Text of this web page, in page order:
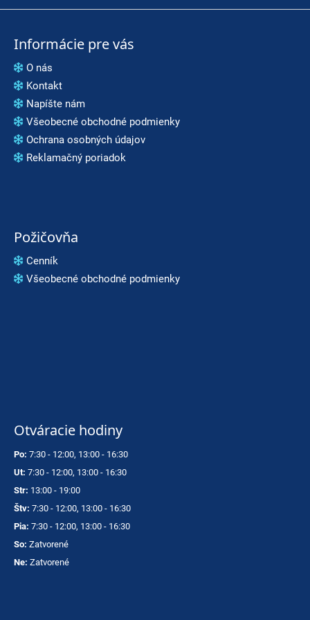
Informácie pre vás
O nás
Kontakt
Napíšte nám
Všeobecné obchodné podmienky
Ochrana osobných údajov
Reklamačný poriadok
Požičovňa
Cenník
Všeobecné obchodné podmienky
Otváracie hodiny
Po: 7:30 - 12:00, 13:00 - 16:30
Ut: 7:30 - 12:00, 13:00 - 16:30
Str: 13:00 - 19:00
Štv: 7:30 - 12:00, 13:00 - 16:30
Pia: 7:30 - 12:00, 13:00 - 16:30
So: Zatvorené
Ne: Zatvorené